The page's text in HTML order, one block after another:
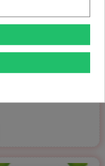
grėbliu